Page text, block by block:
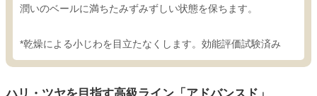
潤いのベールに満ちたみずみずしい状態を保ちます。
*乾燥による小じわを目立たなくします。効能評価試験済み